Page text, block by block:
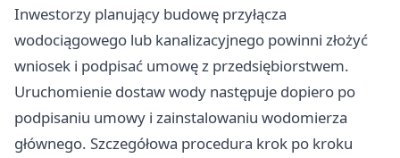
Inwestorzy planujący budowę przyłącza
wodociągowego lub kanalizacyjnego powinni złożyć
wniosek i podpisać umowę z przedsiębiorstwem.
Uruchomienie dostaw wody następuje dopiero po
podpisaniu umowy i zainstalowaniu wodomierza
głównego. Szczegółowa procedura krok po kroku